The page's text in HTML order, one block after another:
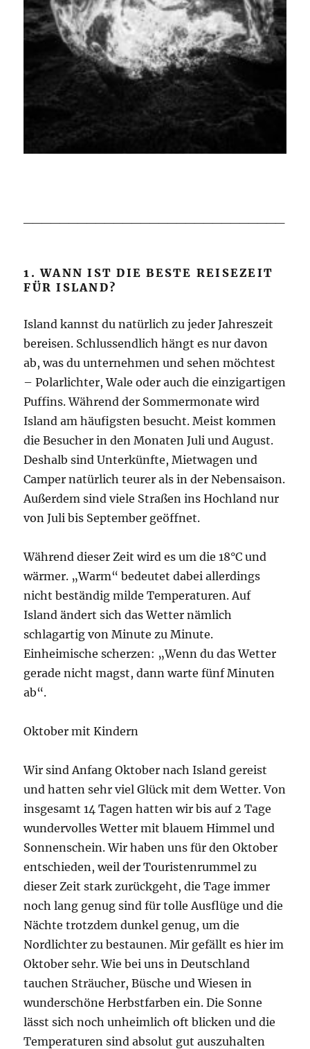
1. WANN IST DIE BESTE REISEZEIT
FÜR ISLAND?
Island kannst du natürlich zu jeder Jahreszeit
bereisen. Schlussendlich hängt es nur davon
ab, was du unternehmen und sehen möchtest
– Polarlichter, Wale oder auch die einzigartigen
Puffins. Während der Sommermonate wird
Island am häufigsten besucht. Meist kommen
die Besucher in den Monaten Juli und August.
Deshalb sind Unterkünfte, Mietwagen und
Camper natürlich teurer als in der Nebensaison.
Außerdem sind viele Straßen ins Hochland nur
von Juli bis September geöffnet.
Während dieser Zeit wird es um die 18°C und
wärmer. „Warm“ bedeutet dabei allerdings
nicht beständig milde Temperaturen. Auf
Island ändert sich das Wetter nämlich
schlagartig von Minute zu Minute.
Einheimische scherzen: „Wenn du das Wetter
gerade nicht magst, dann warte fünf Minuten
ab“.
Oktober mit Kindern
Wir sind Anfang Oktober nach Island gereist
und hatten sehr viel Glück mit dem Wetter. Von
insgesamt 14 Tagen hatten wir bis auf 2 Tage
wundervolles Wetter mit blauem Himmel und
Sonnenschein. Wir haben uns für den Oktober
entschieden, weil der Touristenrummel zu
dieser Zeit stark zurückgeht, die Tage immer
noch lang genug sind für tolle Ausflüge und die
Nächte trotzdem dunkel genug, um die
Nordlichter zu bestaunen. Mir gefällt es hier im
Oktober sehr. Wie bei uns in Deutschland
tauchen Sträucher, Büsche und Wiesen in
wunderschöne Herbstfarben ein. Die Sonne
lässt sich noch unheimlich oft blicken und die
Temperaturen sind absolut gut auszuhalten